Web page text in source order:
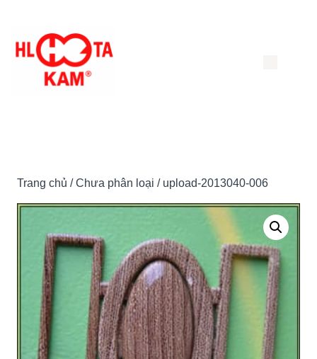
đến
Trang chủ /Chưa phân loại / upload-2013040-006